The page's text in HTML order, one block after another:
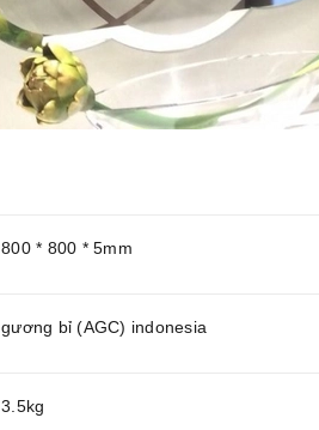
800 * 800 * 5mm
gương bỉ (AGC) indonesia
3.5kg